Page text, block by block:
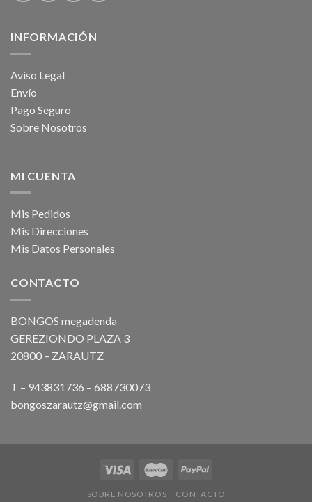
INFORMACIÓN
Aviso Legal
Envío
Pago Seguro
Sobre Nosotros
MI CUENTA
Mis Pedidos
Mis Direcciones
Mis Datos Personales
CONTACTO
BONGOS megadenda
GEREZIONDO PLAZA 3
20800 – ZARAUTZ
T – 943831736 – 688730073
bongoszarautz@gmail.com
SOBRE NOSOTROS CONTACTO